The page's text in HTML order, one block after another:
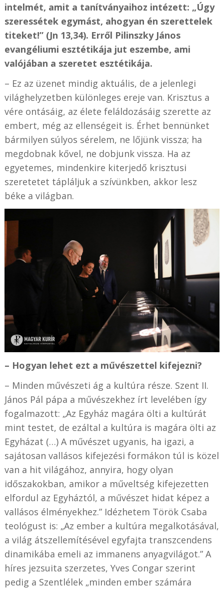
intelmét, amit a tanítványaihoz intézett: „Úgy
szeressétek egymást, ahogyan én szerettelek
titeket!” (Jn 13,34). Erről Pilinszky János
evangéliumi esztétikája jut eszembe, ami
valójában a szeretet esztétikája.
– Ez az üzenet mindig aktuális, de a jelenlegi
világhelyzetben különleges ereje van. Krisztus a
vére ontásáig, az élete feláldozásáig szerette az
embert, még az ellenségeit is. Érhet bennünket
bármilyen súlyos sérelem, ne lőjünk vissza; ha
megdobnak kővel, ne dobjunk vissza. Ha az
egyetemes, mindenkire kiterjedő krisztusi
szeretetet tápláljuk a szívünkben, akkor lesz
béke a világban.
– Hogyan lehet ezt a művészettel kifejezni?
– Minden művészeti ág a kultúra része. Szent II.
János Pál pápa a művészekhez írt levelében így
fogalmazott: „Az Egyház magára ölti a kultúrát
mint testet, de ezáltal a kultúra is magára ölti az
Egyházat (…) A művészet ugyanis, ha igazi, a
sajátosan vallásos kifejezési formákon túl is közel
van a hit világához, annyira, hogy olyan
időszakokban, amikor a műveltség kifejezetten
elfordul az Egyháztól, a művészet hidat képez a
vallásos élményekhez.” Idézhetem Török Csaba
teológust is: „Az ember a kultúra megalkotásával,
a világ átszellemítésével egyfajta transzcendens
dinamikába emeli az immanens anyagvilágot.” A
híres jezsuita szerzetes, Yves Congar szerint
pedig a Szentlélek „minden ember számára